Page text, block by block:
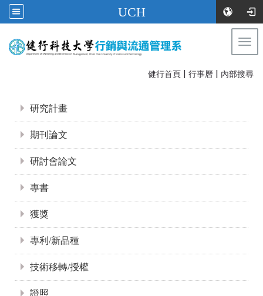
UCH
健行首頁 | 行事曆 | 內部搜尋
研究計畫
期刊論文
研討會論文
專書
獲獎
專利/新品種
技術移轉/授權
證照